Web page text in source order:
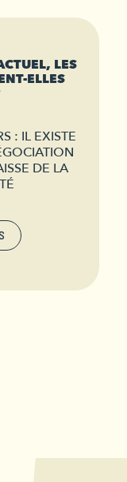
LES
ELLES
: IL EXISTE
DE LA